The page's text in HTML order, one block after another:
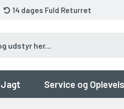
14 dages Fuld Returret
Jagt Service og